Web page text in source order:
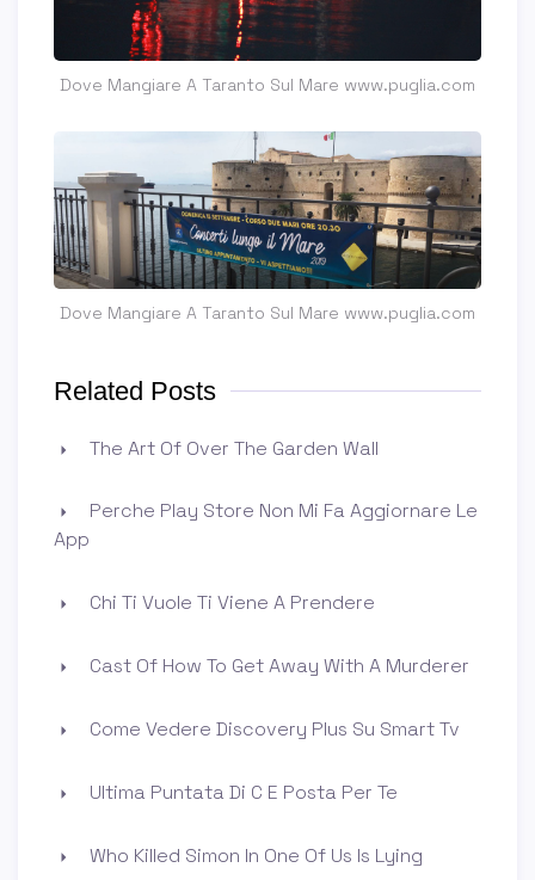
Dove Mangiare A Taranto Sul Mare www.puglia.com
Dove Mangiare A Taranto Sul Mare www.puglia.com
Related Posts
The Art Of Over The Garden Wall
Perche Play Store Non Mi Fa Aggiornare Le
App
Chi Ti Vuole Ti Viene A Prendere
Cast Of How To Get Away With A Murderer
Come Vedere Discovery Plus Su Smart Tv
Ultima Puntata Di C E Posta Per Te
Who Killed Simon In One Of Us Is Lying